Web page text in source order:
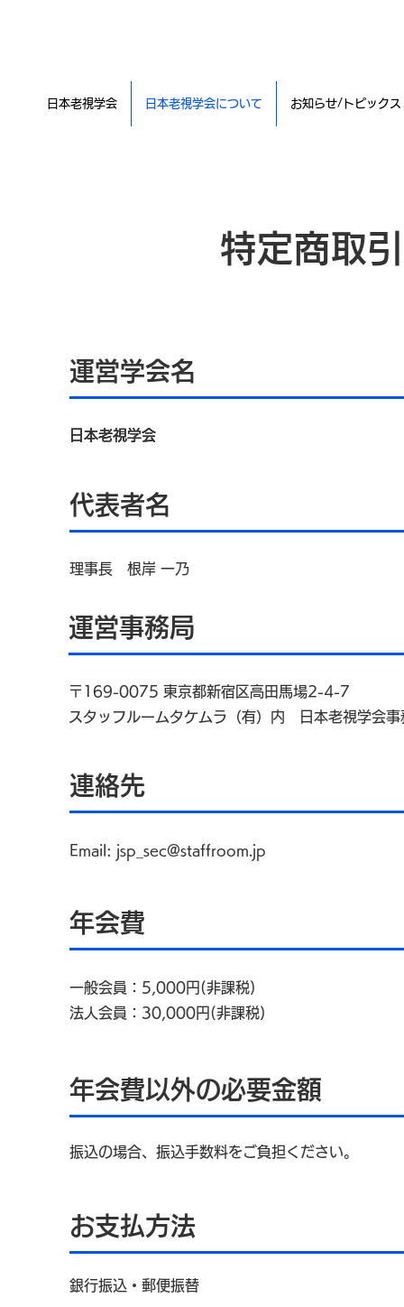
日本老視学会 日本老視学会について お知らせ/トピックス
特定商取
運営学会名
日本老視学会
日本老視学会
日本老視学会
代表者名
理事長 根岸 一乃
運営事務局
〒169-0075 東京都新宿区高田馬場2-4-7
スタッフルームタケムラ（有）内 日本老視学会事
連絡先
Email: jsp_sec@staffroom.jp
年会費
一般会員：5,000円(非課税)
法人会員：30,000円(非課税)
年会費以外の必要金額
振込の場合、振込手数料をご負担ください。
お支払方法
銀行振込・郵便振替